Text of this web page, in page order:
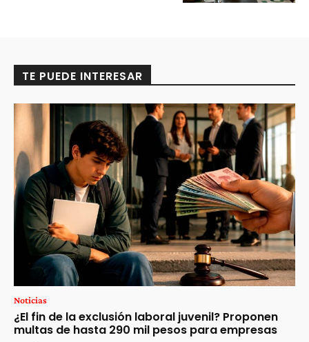
TE PUEDE INTERESAR
Noticias
¿El fin de la exclusión laboral juvenil? Proponen
multas de hasta 290 mil pesos para empresas